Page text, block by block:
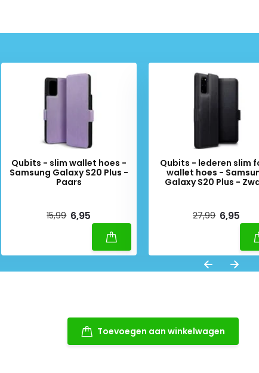
Qubits - slim wallet hoes -
Samsung Galaxy S20 Plus -
Paars
15,99 6,95
Qubits - lederen slim
wallet hoes -
Galaxy S20 Plus -
27,99 6,95
Toevoegen aan winkelwagen